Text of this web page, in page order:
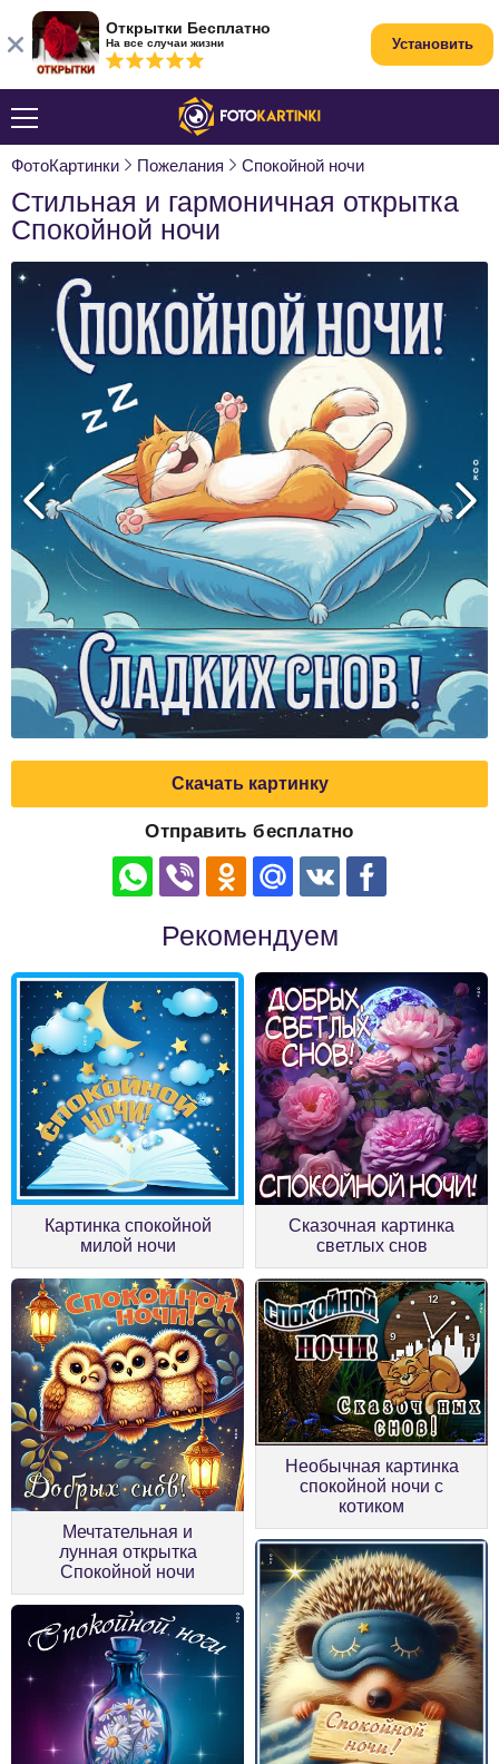
ФотоКартинки Пожелания Спокойной ночи
Стильная и гармоничная открытка
Спокойной ночи
Скачать картинку
Отправить бесплатно
Рекомендуем
Картинка спокойной
милой ночи
Сказочная картинка
светлых снов
Мечтательная и
лунная открытка
Спокойной ночи
Необычная картинка
спокойной ночи с
котиком
Открытки Бесплатно
На все случаи жизни Установить